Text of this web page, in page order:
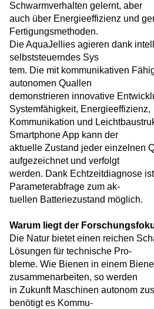
Schwarmverhalten gelernt, aber
auch über Energieeffizienz und
Fertigungsmethoden.
Die AquaJellies agieren dank
selbststeuerndes Sys­
tem. Die mit kommunikativen
autonomen Quallen
demonstrieren innovative
Systemfähigkeit, Energieeffizienz,
Kommunikation und
Smartphone App kann der
aktuelle Zustand jeder einzelnen
aufgezeichnet und verfolgt
werden. Dank Echtzeitdiagnose
Parameterabfrage zum ak-
tuellen Batteriezustand möglich.
Warum liegt der
Die Natur bietet einen reichen
Lösungen für technische Pro-
bleme. Wie Bienen in einem
zusammenarbeiten, so werden
in Zukunft Maschinen autonom
benötigt es Kommu-